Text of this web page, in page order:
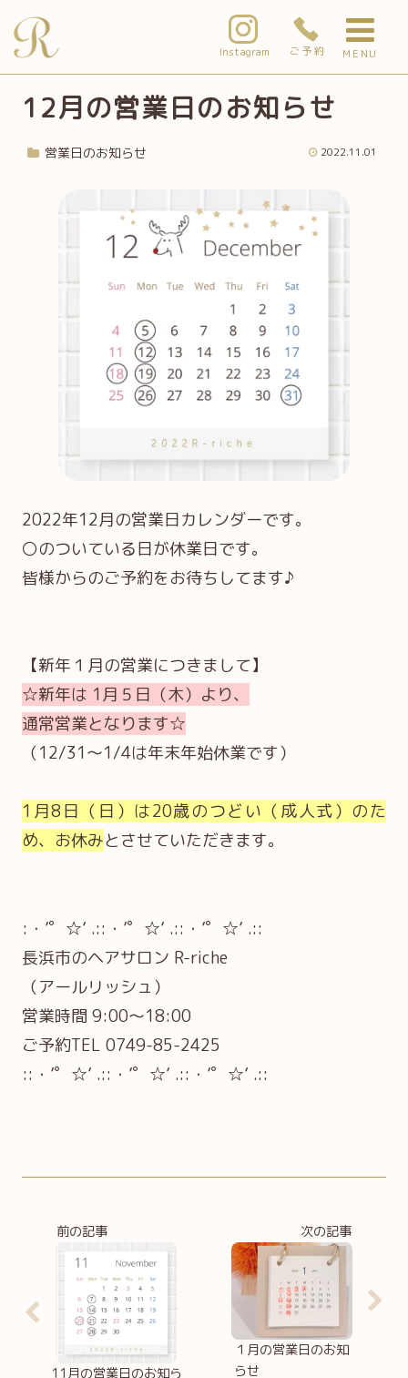
12月の営業日のお知らせ
営業日のお知らせ 2022.11.01
2022年12月の営業日カレンダーです。
〇のついている日が休業日です。
皆様からのご予約をお待ちしてます♪
【新年１月の営業につきまして】
☆新年は 1月５日（木）より、
通常営業となります☆
（12/31～1/4は年末年始休業です）
1月8日（日）は20歳のつどい（成人式）のた
め、お休みとさせていただきます。
:・’゜☆’ .::・’゜☆’ .::・’゜☆’ .::
長浜市のヘアサロン R-riche
（アールリッシュ）
営業時間 9:00～18:00
ご予約TEL 0749-85-2425
::・’゜☆’ .::・’゜☆’ .::・’゜☆’ .::
前の記事
11月の営業日のお知ら
次の記事
１月の営業日のお知
らせ
Instagram ご予約 MENU